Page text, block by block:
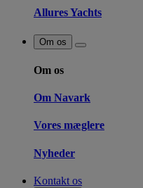
Allures Yachts
Om os
Om os
Om Navark
Vores mæglere
Nyheder
Kontakt os